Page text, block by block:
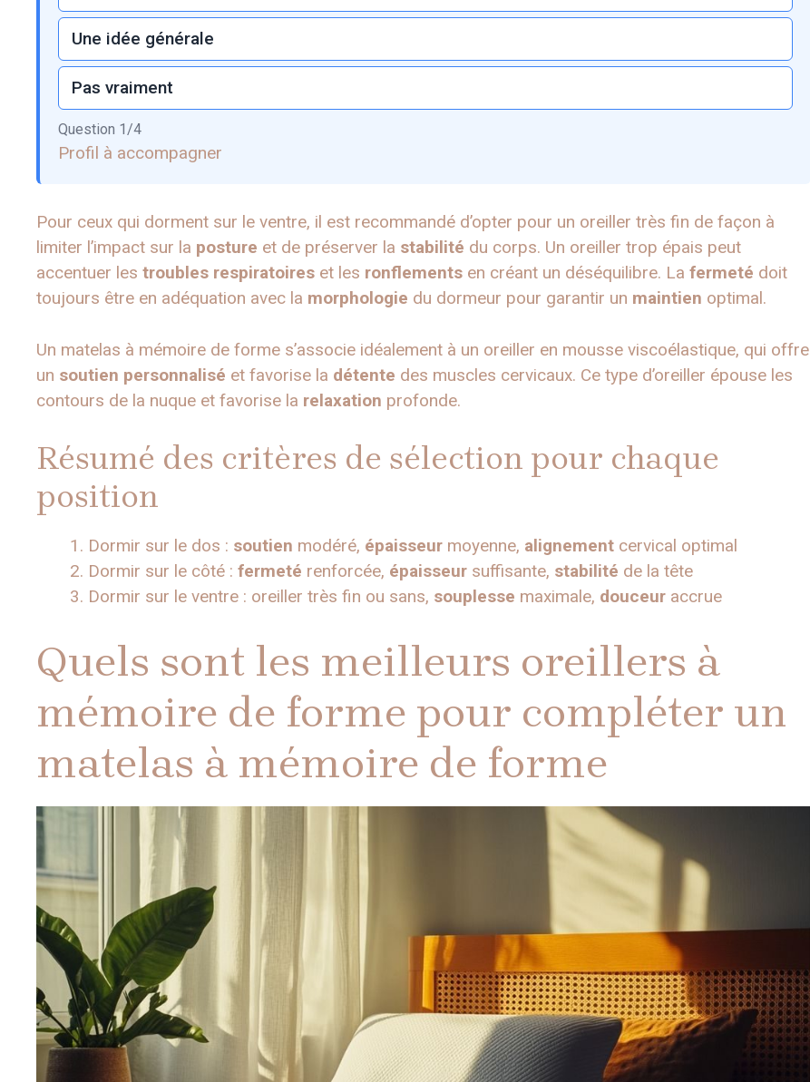
Une idée générale
Pas vraiment
Question 1 /4
Profil à accompagner
Pour ceux qui dorment sur le ventre, il est recommandé d’opter pour un oreiller très fin de façon à
limiter l’impact sur la posture et de préserver la stabilité du corps. Un oreiller trop épais peut
accentuer les troubles respiratoires et les ronflements en créant un déséquilibre. La fermeté doit
toujours être en adéquation avec la morphologie du dormeur pour garantir un maintien optimal.
Un matelas à mémoire de forme s’associe idéalement à un oreiller en mousse viscoélastique, qui offre
un soutien personnalisé et favorise la détente des muscles cervicaux. Ce type d’oreiller épouse les
contours de la nuque et favorise la relaxation profonde.
Résumé des critères de sélection pour chaque
position
Dormir sur le dos : soutien modéré, épaisseur moyenne, alignement cervical optimal
Dormir sur le côté : fermeté renforcée, épaisseur suffisante, stabilité de la tête
Dormir sur le ventre : oreiller très fin ou sans, souplesse maximale, douceur accrue
Quels sont les meilleurs oreillers à
mémoire de forme pour compléter un
matelas à mémoire de forme